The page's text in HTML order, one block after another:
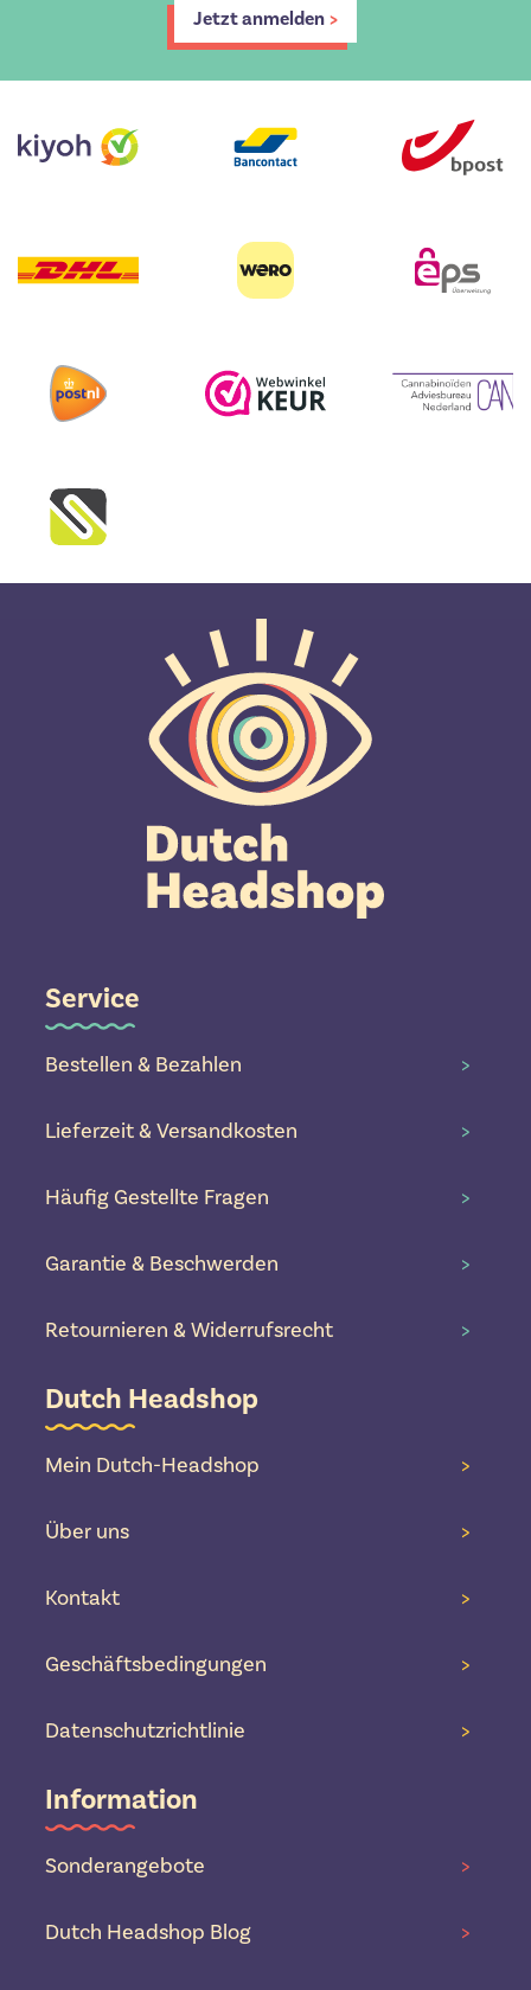
Jetzt anmelden >
Service
Bestellen & Bezahlen >
Lieferzeit & Versandkosten >
Häufig Gestellte Fragen >
Garantie & Beschwerden >
Retournieren & Widerrufsrecht >
Dutch Headshop
Mein Dutch-Headshop >
Über uns >
Kontakt >
Geschäftsbedingungen >
Datenschutzrichtlinie >
Information
Sonderangebote >
Dutch Headshop Blog >